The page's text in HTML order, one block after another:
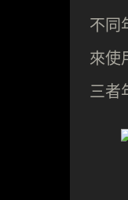
不同
來使
三者